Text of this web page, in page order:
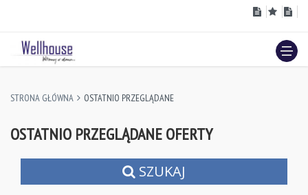
STRONA GŁÓWNA OSTATNIO PRZEGLĄDANE
OSTATNIO PRZEGLĄDANE OFERTY
SZUKAJ